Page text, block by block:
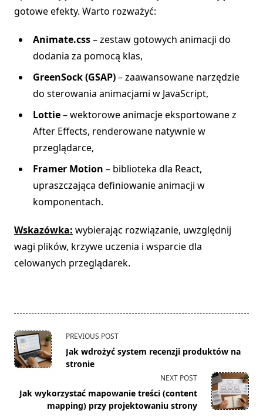
gotowe efekty. Warto rozważyć:
Animate.css– zestaw gotowych animacji do
dodania za pomocą klas,
GreenSock (GSAP)– zaawansowane narzędzie
do sterowania animacjami w JavaScript,
Lottie– wektorowe animacje eksportowane z
After Effects, renderowane natywnie w
przeglądarce,
Framer Motion – biblioteka dla React,
upraszczająca definiowanie animacji w
komponentach.
Wskazówka: wybierając rozwiązanie, uwzględnij
wagi plików, krzywe uczenia i wsparcie dla
celowanych przeglądarek.
<span
class="nav-
subtitle
reader-
text">Page</span>
PREVIOUS POST
Jak wdrożyć system recenzji produktów na
stronie
NEXT POST
Jak wykorzystać mapowanie treści (content
mapping) przy projektowaniu strony